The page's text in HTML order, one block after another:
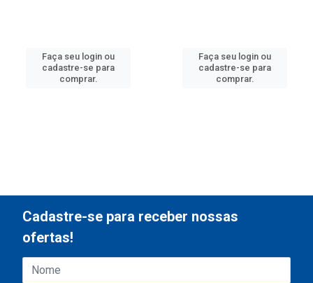
Faça seu login ou
cadastre-se para
comprar.
Faça seu login ou
cadastre-se para
comprar.
Cadastre-se para receber nossas
ofertas!